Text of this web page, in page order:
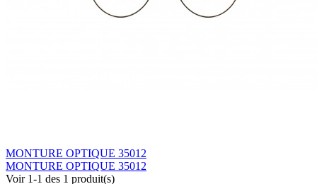
MONTURE OPTIQUE 35012
MONTURE OPTIQUE 35012
Voir 1-1 des 1 produit(s)